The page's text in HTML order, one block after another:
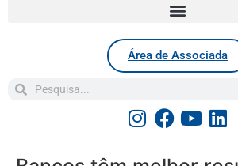
Área de Associada